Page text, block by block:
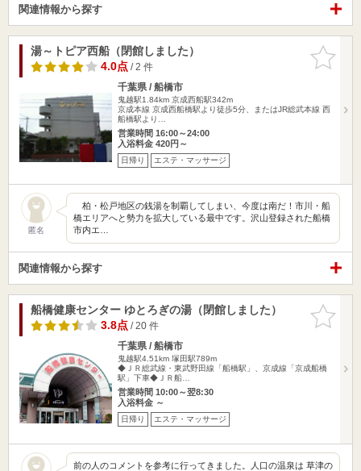
関連情報から探す
お気に入
りに追加
湯～トピア西船（閉館しました）
4.0点/ 2 件
千葉県 / 船橋市
鬼越駅1.84km 京成西船駅342m
京成本線 京成西船橋駅より徒歩5分、またはJR総武本線 西
船橋駅より…
営業時間 16:00～24:00
入浴料金 420円～
日帰り エステ・マッサージ
匿名
柏・松戸地区の銭湯を制覇してしまい、今度は南だ！市川・船
橋エリアへと勢力を拡大している最中です。沢山登録された船橋
市内エ…
関連情報から探す
お気に入
りに追加
船橋健康センター ゆとろぎの湯（閉館しました）
3.8点/ 20 件
千葉県 / 船橋市
鬼越駅4.51km 塚田駅789m
◆ＪＲ総武線・東武野田線「船橋駅」、京成線「京成船橋
駅」下車◆ＪＲ船…
営業時間 10:00～翌8:30
入浴料金 ～
日帰り エステ・マッサージ
前の人のコメントを参考に行ってきました。人口の温泉は 草津の